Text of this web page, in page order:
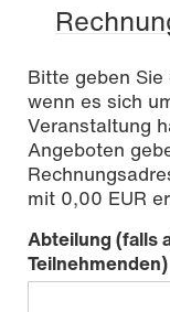
Bitte geben
wenn es sich
Veranstaltung
Angeboten
mit 0,00 EUR
Abteilung (falls
Teilnehmenden)